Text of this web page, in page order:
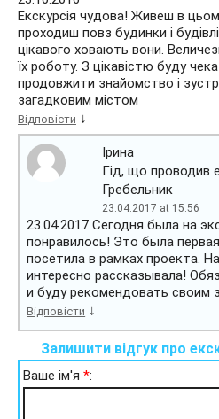
Екскурсія чудова! Живеш в
проходиш повз будинки і
цікавого ховають вони.
їх роботу. З цікавістю буду
продовжити знайомство і
загадковим містом
Відповісти ↓
Ірина
Гід, що проводив
Гребельник
23.04.2017 at 15:56
23.04.2017 Сегодня была на
понравилось! Это была
посетила в рамках проекта.
интересно рассказывала!
и буду рекомендовать своим
Відповісти ↓
Залишити відгук про
Ваше ім'я*: